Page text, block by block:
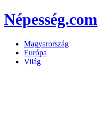
Népesség.com
Magyarország
Európa
Világ